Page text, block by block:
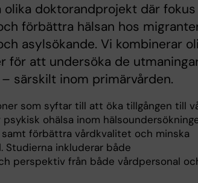
olika doktorandprojekt där fokus
förbättra hälsan hos
asylsökande. Vi kombinerar
för att undersöka de
särskilt inom primärvården.
som syftar till att öka tillgången till
ohälsa inom
samt förbättra vårdkvalitet och minska
Studierna inkluderar både
perspektiv från både vårdpersonal